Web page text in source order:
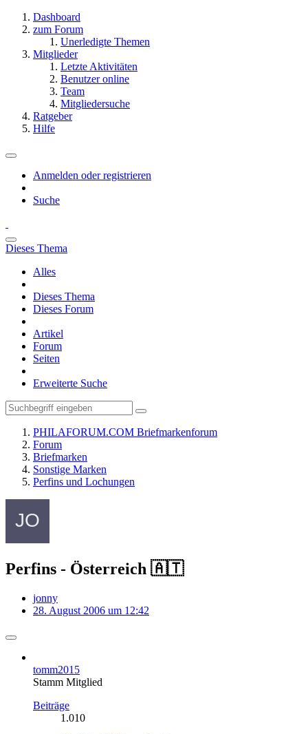
Dashboard
zum Forum
Unerledigte Themen
Mitglieder
Letzte Aktivitäten
Benutzer online
Team
Mitgliedersuche
Ratgeber
Hilfe
Anmelden oder registrieren
Suche
Dieses Thema
Alles
Dieses Thema
Dieses Forum
Artikel
Forum
Seiten
Erweiterte Suche
PHILAFORUM.COM Briefmarkenforum
Forum
Briefmarken
Sonstige Marken
Perfins und Lochungen
Perfins - Österreich 🇦🇹
jonny
28. August 2006 um 12:42
tomm2015
Stamm Mitglied
Beiträge
1.010